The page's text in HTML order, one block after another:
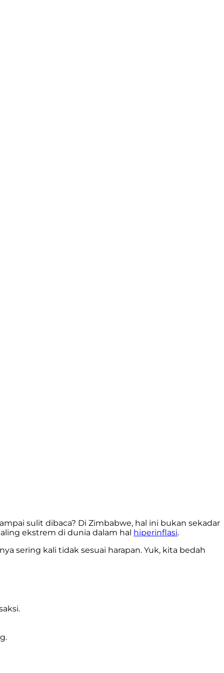
sulit dibaca? Di Zimbabwe, hal ini bukan sekadar
ekstrem di dunia dalam hal hiperinflasi.
sering kali tidak sesuai harapan. Yuk, kita bedah